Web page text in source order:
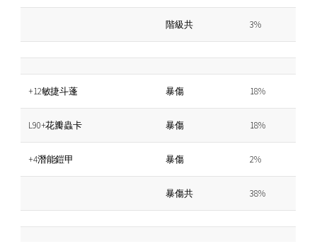
階級共 3%
+12敏捷斗蓬 暴傷 18%
L90+花瓣蟲卡 暴傷 18%
+4潛能鎧甲 暴傷 2%
暴傷共 38%